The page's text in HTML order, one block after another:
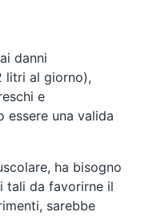
danni
litri al giorno),
e
essere una valida
ha bisogno
tali da favorirne il
sarebbe